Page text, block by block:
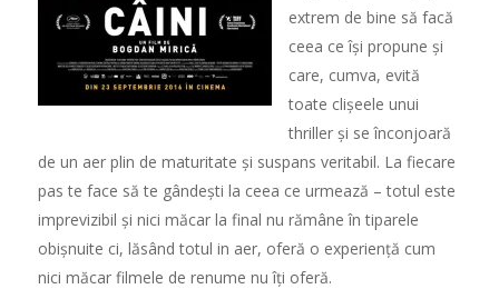
extrem de bine să facă
ceea ce își propune și
care, cumva, evită
toate clișeele unui
thriller și se înconjoară
de un aer plin de maturitate și suspans veritabil. La fiecare
pas te face să te gândești la ceea ce urmează – totul este
imprevizibil și nici măcar la final nu rămâne în tiparele
obișnuite ci, lăsând totul in aer, oferă o experiență cum
nici măcar filmele de renume nu îți oferă.